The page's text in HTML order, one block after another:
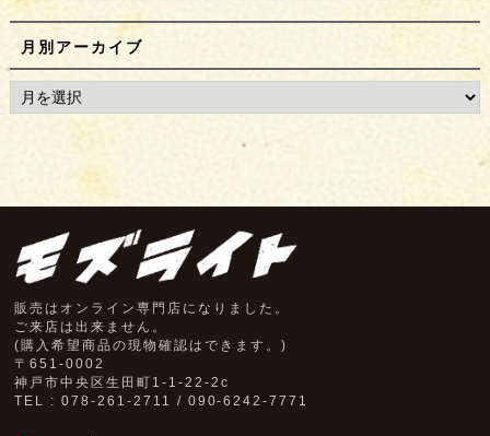
月別アーカイブ
販売はオンライン専門店になりました。
ご来店は出来ません。
(購入希望商品の現物確認はできます。)
〒651-0002
神戸市中央区生田町1-1-22-2c
TEL : 078-261-2711 / 090-6242-7771